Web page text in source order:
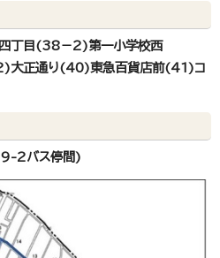
丁目(38－2)第一小学校西
正通り(40)東急百貨店前(41)コ
2バス停間)